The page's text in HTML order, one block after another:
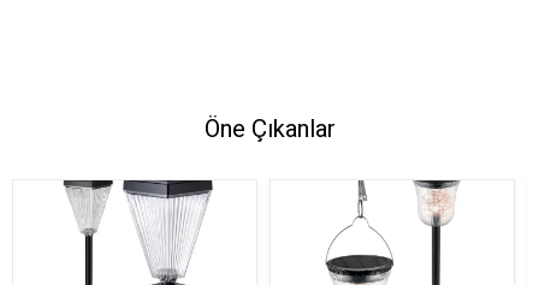
Öne Çıkanlar